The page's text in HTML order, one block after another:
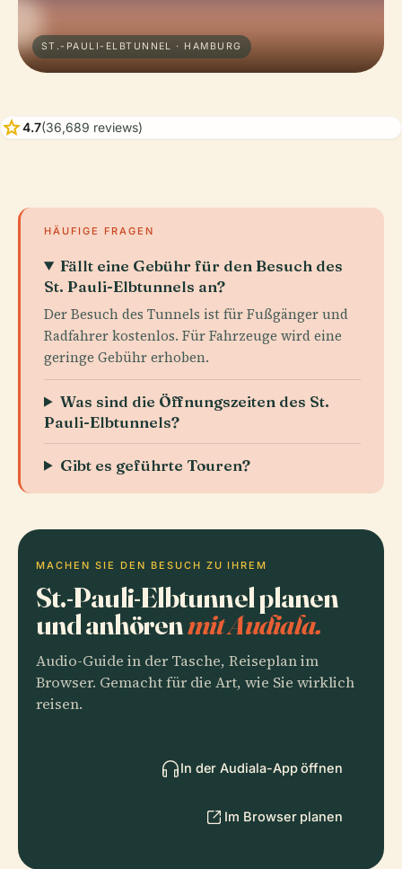
ST.-PAULI-ELBTUNNEL · HAMBURG
star4.7(36,689 reviews)
HÄUFIGE FRAGEN
Fällt eine Gebühr für den Besuch des
St. Pauli-Elbtunnels an?
Der Besuch des Tunnels ist für Fußgänger und
Radfahrer kostenlos. Für Fahrzeuge wird eine
geringe Gebühr erhoben.
Was sind die Öffnungszeiten des St.
Pauli-Elbtunnels?
Gibt es geführte Touren?
MACHEN SIE DEN BESUCH ZU IHREM
St.-Pauli-Elbtunnel planen
und anhörenmit Audiala.
Audio-Guide in der Tasche, Reiseplan im
Browser. Gemacht für die Art, wie Sie wirklich
reisen.
In der Audiala-App öffnen
Im Browser planen